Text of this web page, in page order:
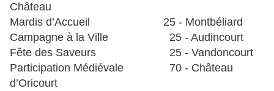
Château
Mardis d’Accueil 25 - Montbéliard
Campagne à la Ville 25 - Audincourt
Fête des Saveurs 25 - Vandoncourt
Participation Médiévale 70 - Château
d’Oricourt